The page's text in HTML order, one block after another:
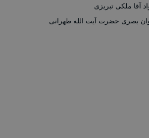
آقا ملکی تبریزی
بصری حضرت آیت الله طهرانی